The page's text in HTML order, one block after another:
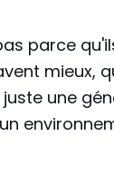
parce
mieux,
une